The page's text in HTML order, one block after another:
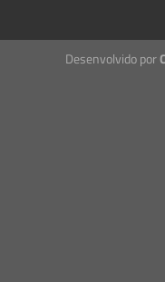
Desenvolvido por